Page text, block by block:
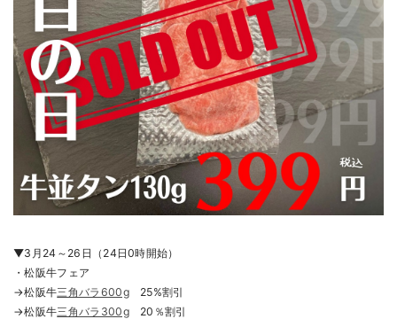
▼3月24～26日（24日0時開始）
・松阪牛フェア
→松阪牛三角バラ600g25%割引
→松阪牛三角バラ300g20％割引